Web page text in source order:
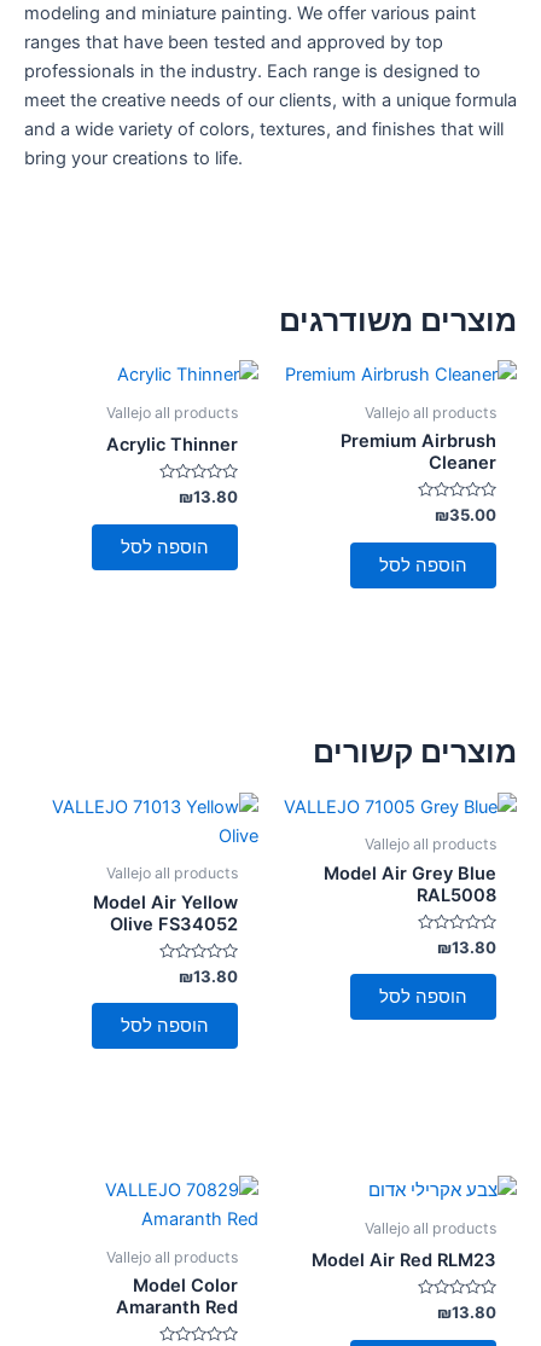
modeling and miniature painting. We offer various paint
ranges that have been tested and approved by top
professionals in the industry. Each range is designed to
meet the creative needs of our clients, with a unique formula
and a wide variety of colors, textures, and finishes that will
bring your creations to life.
מוצרים משודרגים
Vallejo all products
Premium Airbrush
Cleaner
דורג
0
מתוך
₪35.00
הוספה לסל
Vallejo all products
Acrylic Thinner
דורג
0
מתוך
₪13.80
הוספה לסל
מוצרים קשורים
Vallejo all products
Model Air Grey Blue
RAL5008
דורג
0
מתוך
₪13.80
הוספה לסל
Vallejo all products
Model Air Yellow
Olive FS34052
דורג
0
מתוך
₪13.80
הוספה לסל
Vallejo all products
Model Air Red RLM23
דורג
0
מתוך
₪13.80
Vallejo all products
Model Color
Amaranth Red